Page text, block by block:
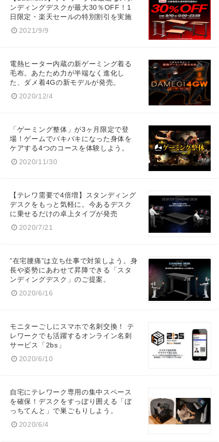
ンディングデスクが最大30％OFF！1
日限定・楽天セールの特別割引を実施
2021/9/9
電熱ヒーター内蔵の新ゲーミング着る
毛布。あたため力が半端なく進化し
た、ダメ着4Gの新モデルが発売。
2020/12/4
「ゲーミング整体」が3ヶ月限定で登
場！ゲームでバキバキになった身体を
ケアする4つのコースを体験しよう。
2020/11/30
【テレワ需要で4倍増】スタンディング
デスクをもっと気軽に。今あるデスク
に乗せるだけの卓上タイプが発売
2020/7/21
”在宅腰痛”は立ち仕事で対策しよう。身
長や姿勢にあわせて昇降できる「スタ
ンディングデスク」のご提案。
2020/6/16
モニターごしにスマホで名刺交換！ テ
レワークでも活躍するオンライン名刺
サービス「2bs」
2020/6/10
自宅にテレワーク専用の集中スペース
を確保！デスクをすっぽり囲える「ぼ
っちてんと」で巣ごもりしよう。
2020/6/4
Japanese
English